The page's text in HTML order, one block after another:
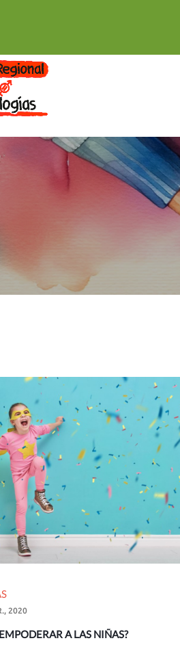
2020
A LAS NIÑAS?